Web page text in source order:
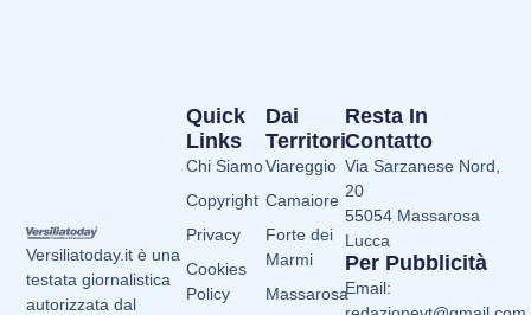
Versiliatoday.it è una
testata giornalistica
autorizzata dal
Dai
Territori
Viareggio
Camaiore
Forte dei
Marmi
Massarosa
Quick
Links
Chi Siamo
Copyright
Privacy
Cookies
Policy
Resta In
Contatto
Via Sarzanese Nord,
20
55054 Massarosa
Lucca
Per Pubblicità
Email: